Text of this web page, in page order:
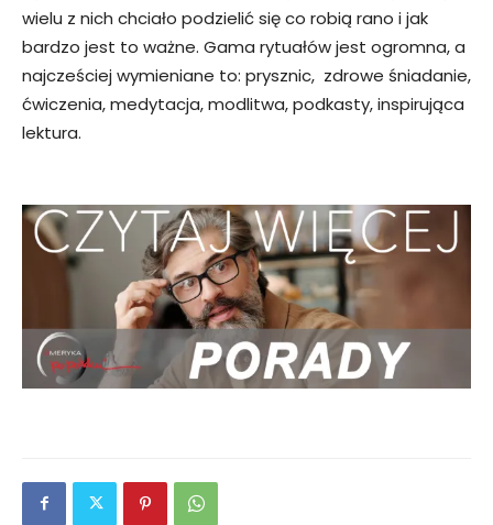
wielu z nich chciało podzielić się co robią rano i jak
bardzo jest to ważne. Gama rytuałów jest ogromna, a
najcześciej wymieniane to: prysznic, zdrowe śniadanie,
ćwiczenia, medytacja, modlitwa, podkasty, inspirująca
lektura.